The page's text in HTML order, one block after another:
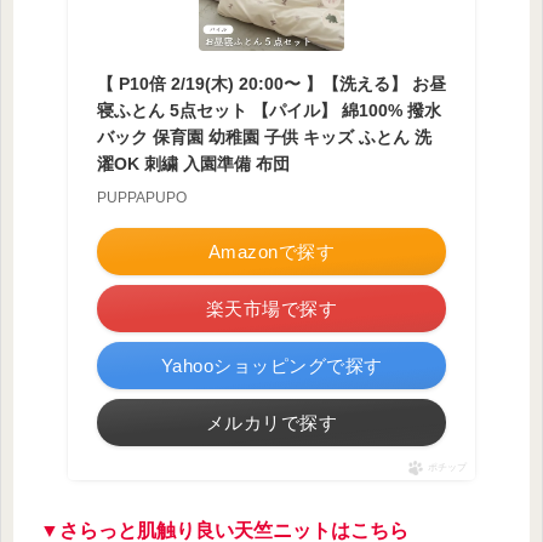
【 P10倍 2/19(木) 20:00〜 】【洗える】 お昼
寝ふとん 5点セット 【パイル】 綿100% 撥水
バック 保育園 幼稚園 子供 キッズ ふとん 洗
濯OK 刺繍 入園準備 布団
PUPPAPUPO
Amazonで探す
楽天市場で探す
Yahooショッピングで探す
メルカリで探す
ポチップ
▼さらっと肌触り良い天竺ニットはこちら